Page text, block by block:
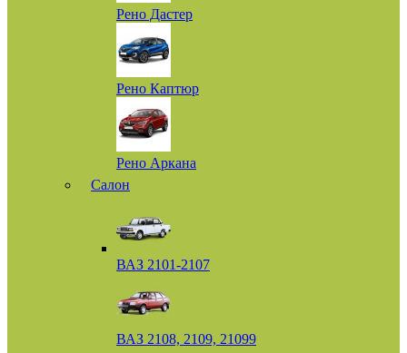
Рено Дастер
Рено Каптюр
Рено Аркана
Салон
ВАЗ 2101-2107
ВАЗ 2108, 2109, 21099